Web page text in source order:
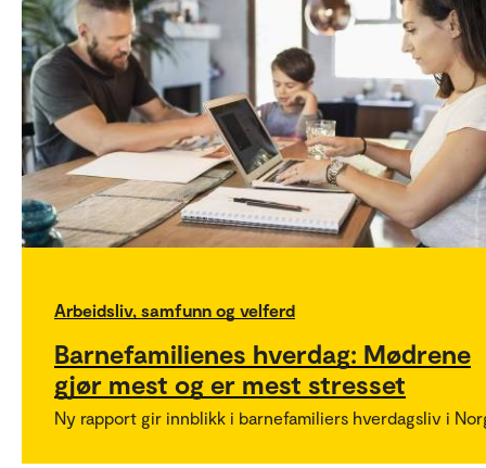
Arbeidsliv, samfunn og velferd
Barnefamilienes hverdag: Mødrene
gjør mest og er mest stresset
Ny rapport gir innblikk i barnefamiliers hverdagsliv i